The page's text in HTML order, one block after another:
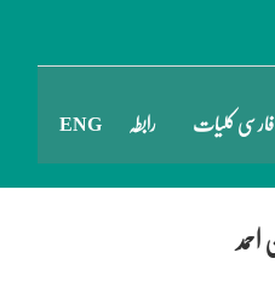
فارسی کلیات رابطہ ENG